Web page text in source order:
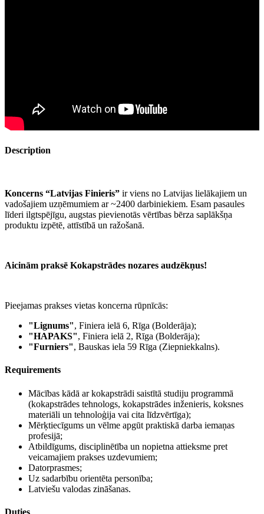
Description
Koncerns “Latvijas Finieris” ir viens no Latvijas lielākajiem un
vadošajiem uzņēmumiem ar ~2400 darbiniekiem. Esam pasaules
līderi ilgtspējīgu, augstas pievienotās vērtības bērza saplākšņa
produktu izpētē, attīstībā un ražošanā.
Aicinām praksē Kokapstrādes nozares audzēkņus!
Pieejamas prakses vietas koncerna rūpnīcās:
"Lignums", Finiera ielā 6, Rīga (Bolderāja);
"HAPAKS", Finiera ielā 2, Rīga (Bolderāja);
"Furniers", Bauskas iela 59 Rīga (Ziepniekkalns).
Requirements
Mācības kādā ar kokapstrādi saistītā studiju programmā
(kokapstrādes tehnologs, kokapstrādes inženieris, koksnes
materiāli un tehnoloģija vai cita līdzvērtīga);
Mērķtiecīgums un vēlme apgūt praktiskā darba iemaņas
profesijā;
Atbildīgums, disciplinētība un nopietna attieksme pret
veicamajiem prakses uzdevumiem;
Datorprasmes;
Uz sadarbību orientēta personība;
Latviešu valodas zināšanas.
Duties